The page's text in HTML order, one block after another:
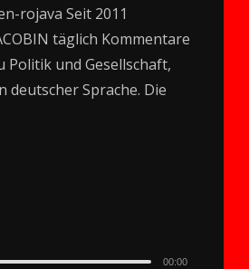
rojava Seit 2011
täglich Kommentare
Politik und Gesellschaft,
deutscher Sprache. Die
00:00